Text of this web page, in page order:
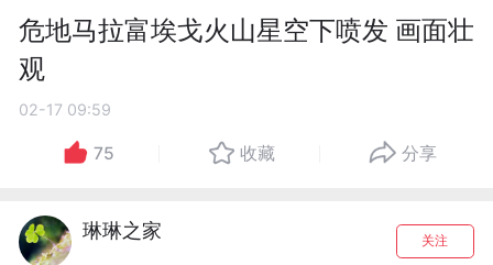
危地马拉富埃戈火山星空下喷发 画面壮
观
02-17 09:59
75 收藏 分享
琳琳之家 关注